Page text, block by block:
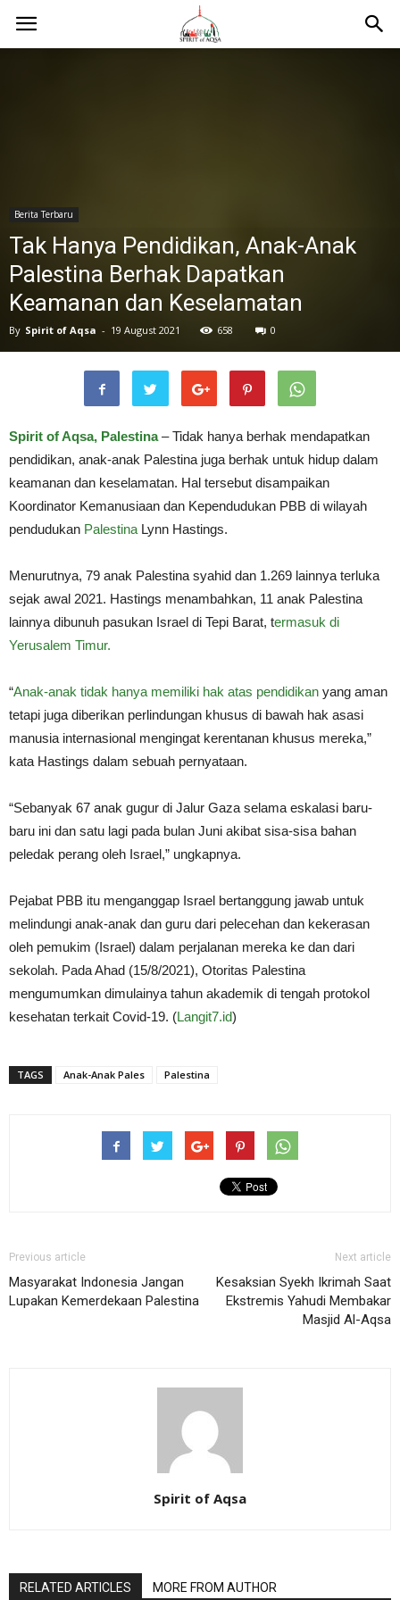
Berita Terbaru
Tak Hanya Pendidikan, Anak-Anak
Palestina Berhak Dapatkan
Keamanan dan Keselamatan
By Spirit of Aqsa - 19 August 2021 658 0
Spirit of Aqsa, Palestina– Tidak hanya berhak mendapatkan
pendidikan, anak-anak Palestina juga berhak untuk hidup dalam
keamanan dan keselamatan. Hal tersebut disampaikan
Koordinator Kemanusiaan dan Kependudukan PBB di wilayah
pendudukan Palestina Lynn Hastings.
Menurutnya, 79 anak Palestina syahid dan 1.269 lainnya terluka
sejak awal 2021. Hastings menambahkan, 11 anak Palestina
lainnya dibunuh pasukan Israel di Tepi Barat, termasuk di
Yerusalem Timur.
“Anak-anak tidak hanya memiliki hak atas pendidikan yang aman
tetapi juga diberikan perlindungan khusus di bawah hak asasi
manusia internasional mengingat kerentanan khusus mereka,”
kata Hastings dalam sebuah pernyataan.
“Sebanyak 67 anak gugur di Jalur Gaza selama eskalasi baru-
baru ini dan satu lagi pada bulan Juni akibat sisa-sisa bahan
peledak perang oleh Israel,” ungkapnya.
Pejabat PBB itu menganggap Israel bertanggung jawab untuk
melindungi anak-anak dan guru dari pelecehan dan kekerasan
oleh pemukim (Israel) dalam perjalanan mereka ke dan dari
sekolah. Pada Ahad (15/8/2021), Otoritas Palestina
mengumumkan dimulainya tahun akademik di tengah protokol
kesehatan terkait Covid-19. (Langit7.id)
TAGS Anak-Anak Pales Palestina
Previous article
Masyarakat Indonesia Jangan
Lupakan Kemerdekaan Palestina
Next article
Kesaksian Syekh Ikrimah Saat
Ekstremis Yahudi Membakar
Masjid Al-Aqsa
Spirit of Aqsa
RELATED ARTICLES MORE FROM AUTHOR